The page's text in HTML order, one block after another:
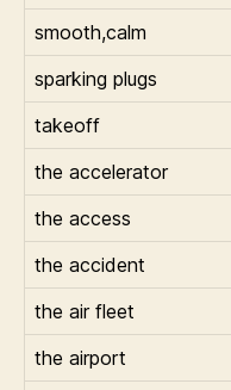
smooth,calm
sparking plugs
takeoff
the accelerator
the access
the accident
the air fleet
the airport